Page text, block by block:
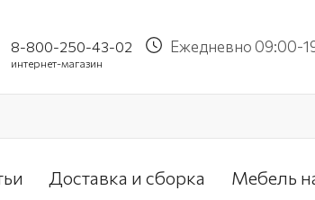
8-800-250-43-02
интернет-магазин
Ежедневно 09:00-
Доставка и сборка Мебель